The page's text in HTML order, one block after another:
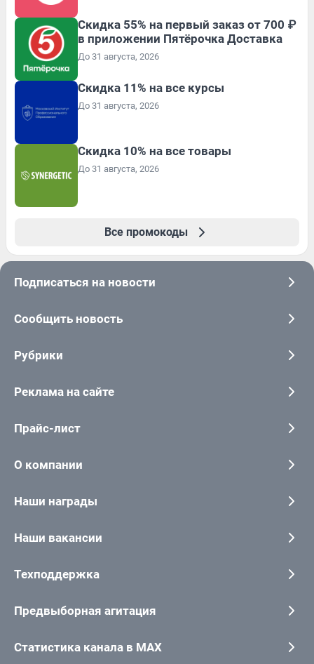
Скидка 55% на первый заказ от 700 ₽
в приложении Пятёрочка Доставка
До 31 августа, 2026
Скидка 11% на все курсы
До 31 августа, 2026
Скидка 10% на все товары
До 31 августа, 2026
Все промокоды
Подписаться на новости
Сообщить новость
Рубрики
Реклама на сайте
Прайс-лист
О компании
Наши награды
Наши вакансии
Техподдержка
Предвыборная агитация
Статистика канала в MAX